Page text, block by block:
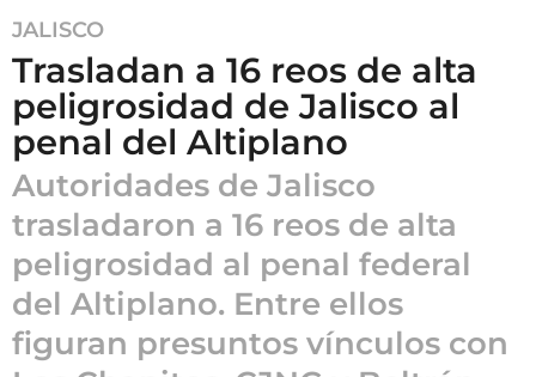
5
m
e
s
e
s
a
g
o
5
m
e
s
JALISCO
Trasladan a 16 reos de alta
peligrosidad de Jalisco al
penal del Altiplano
Autoridades de Jalisco
trasladaron a 16 reos de alta
peligrosidad al penal federal
del Altiplano. Entre ellos
figuran presuntos vínculos con